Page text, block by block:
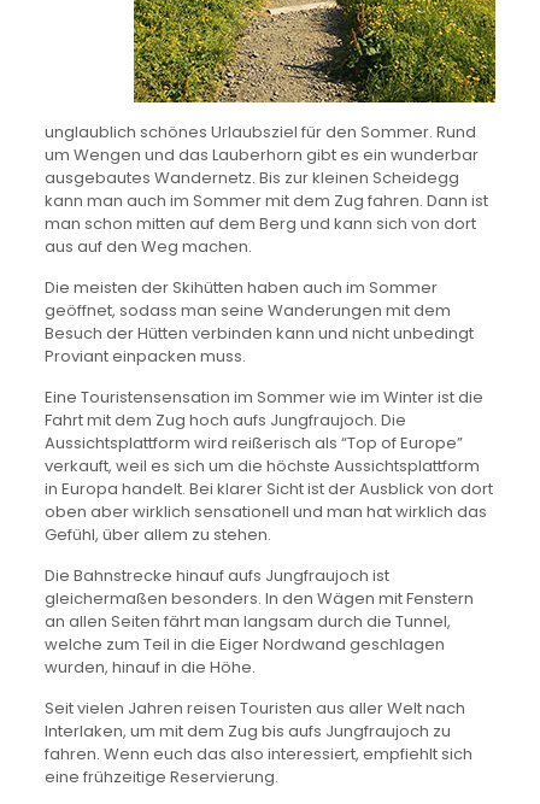
unglaublich schönes Urlaubsziel für den Sommer. Rund
um Wengen und das Lauberhorn gibt es ein wunderbar
ausgebautes Wandernetz. Bis zur kleinen Scheidegg
kann man auch im Sommer mit dem Zug fahren. Dann ist
man schon mitten auf dem Berg und kann sich von dort
aus auf den Weg machen.
Die meisten der Skihütten haben auch im Sommer
geöffnet, sodass man seine Wanderungen mit dem
Besuch der Hütten verbinden kann und nicht unbedingt
Proviant einpacken muss.
Eine Touristensensation im Sommer wie im Winter ist die
Fahrt mit dem Zug hoch aufs Jungfraujoch. Die
Aussichtsplattform wird reißerisch als “Top of Europe”
verkauft, weil es sich um die höchste Aussichtsplattform
in Europa handelt. Bei klarer Sicht ist der Ausblick von dort
oben aber wirklich sensationell und man hat wirklich das
Gefühl, über allem zu stehen.
Die Bahnstrecke hinauf aufs Jungfraujoch ist
gleichermaßen besonders. In den Wägen mit Fenstern
an allen Seiten fährt man langsam durch die Tunnel,
welche zum Teil in die Eiger Nordwand geschlagen
wurden, hinauf in die Höhe.
Seit vielen Jahren reisen Touristen aus aller Welt nach
Interlaken, um mit dem Zug bis aufs Jungfraujoch zu
fahren. Wenn euch das also interessiert, empfiehlt sich
eine frühzeitige Reservierung.